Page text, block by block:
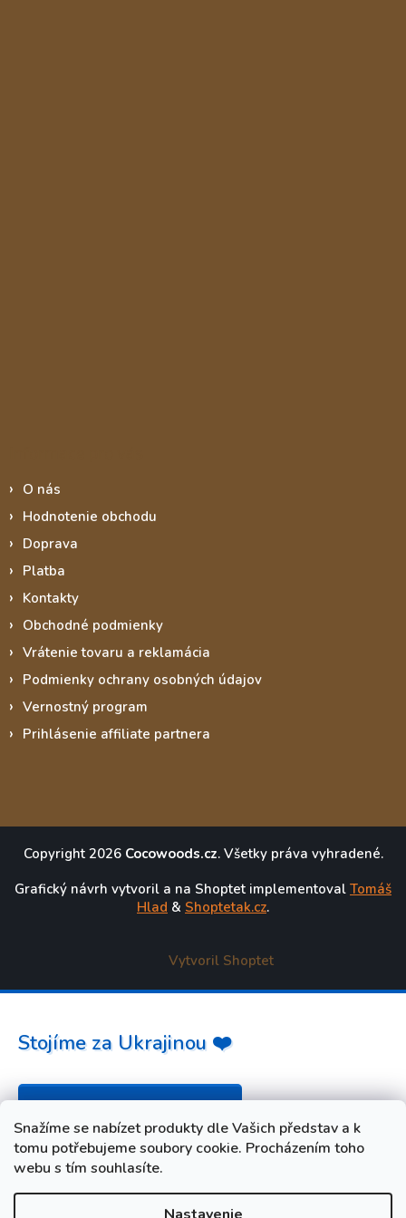
Snažíme se nabízet produkty dle Vašich představ a k
tomu potřebujeme soubory cookie. Procházením toho
webu s tím souhlasíte.
O nás
Hodnotenie obchodu
Doprava
Platba
Kontakty
Obchodné podmienky
Vrátenie tovaru a reklamácia
Podmienky ochrany osobných údajov
Vernostný program
Prihlásenie affiliate partnera
Copyright 2026 Cocowoods.cz. Všetky práva vyhradené.
Grafický návrh vytvoril a na Shoptet implementoval Tomáš
Hlad & Shoptetak.cz.
Vytvoril Shoptet
Stojíme za Ukrajinou ❤️